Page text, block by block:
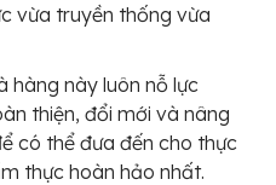
vừa truyền thống vừa
hàng này luôn nỗ lực
thiện, đổi mới và nâng
có thể đưa đến cho thực
thực hoàn hảo nhất.